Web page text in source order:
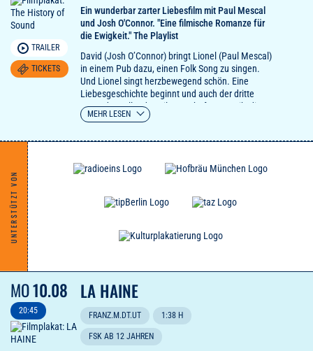
TRAILER
TICKETS
Ein wunderbar zarter Liebesfilm mit Paul Mescal
und Josh O'Connor. "Eine filmische Romanze für
die Ewigkeit." The Playlist
David (Josh O’Connor) bringt Lionel (Paul Mescal)
in einem Pub dazu, einen Folk Song zu singen.
Und Lionel singt herzbewegend schön. Eine
Liebesgeschichte beginnt und auch der dritte
Hauptdarsteller des Films steht fest: Musik, die
ihr nicht vergessen werdet. "Ein absolutes Muss."
MEHR LESEN
UNTERSTÜTZT VON
MO10.08
20:45
LA HAINE
FRANZ.M.DT.UT 1:38 H
FSK AB 12 JAHREN